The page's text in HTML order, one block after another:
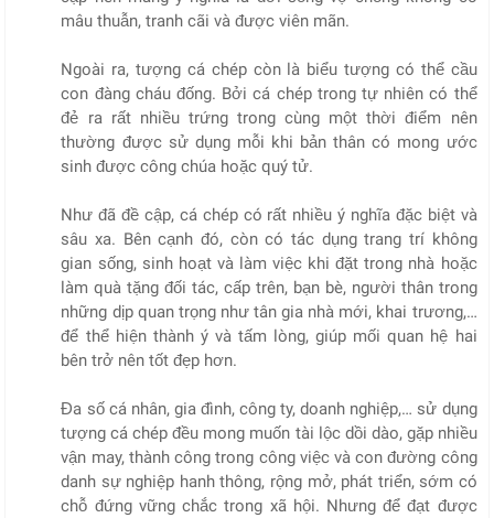
mâu thuẫn, tranh cãi và được viên mãn.
Ngoài ra, tượng cá chép còn là biểu tượng có thể cầu
con đàng cháu đống. Bởi cá chép trong tự nhiên có thể
đẻ ra rất nhiều trứng trong cùng một thời điểm nên
thường được sử dụng mỗi khi bản thân có mong ước
sinh được công chúa hoặc quý tử.
Như đã đề cập, cá chép có rất nhiều ý nghĩa đặc biệt và
sâu xa. Bên cạnh đó, còn có tác dụng trang trí không
gian sống, sinh hoạt và làm việc khi đặt trong nhà hoặc
làm quà tặng đối tác, cấp trên, bạn bè, người thân trong
những dịp quan trọng như tân gia nhà mới, khai trương,…
để thể hiện thành ý và tấm lòng, giúp mối quan hệ hai
bên trở nên tốt đẹp hơn.
Đa số cá nhân, gia đình, công ty, doanh nghiệp,… sử dụng
tượng cá chép đều mong muốn tài lộc dồi dào, gặp nhiều
vận may, thành công trong công việc và con đường công
danh sự nghiệp hanh thông, rộng mở, phát triển, sớm có
chỗ đứng vững chắc trong xã hội. Nhưng để đạt được